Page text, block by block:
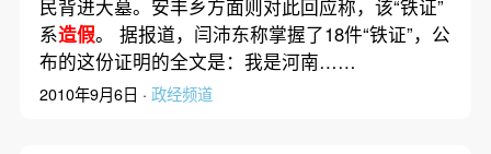
民背进大墓。安丰乡方面则对此回应称，该“铁证”
系造假。 据报道，闫沛东称掌握了18件“铁证”，公
布的这份证明的全文是：我是河南……
2010年9月6日 · 政经频道